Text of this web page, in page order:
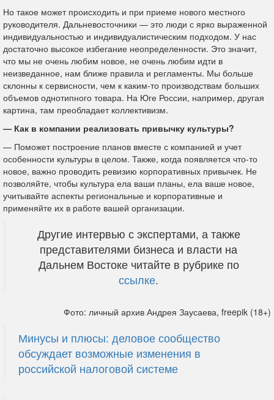
Но такое может происходить и при приеме нового местного
руководителя. Дальневосточники — это люди с ярко выраженной
индивидуальностью и индивидуалистическим подходом. У нас
достаточно высокое избегание неопределенности. Это значит,
что мы не очень любим новое, не очень любим идти в
неизведанное, нам ближе правила и регламенты. Мы больше
склонны к сервисности, чем к каким-то производствам больших
объемов однотипного товара. На Юге России, например, другая
картина, там преобладает коллективизм.
— Как в компании реализовать привычку культуры?
— Поможет построение планов вместе с компанией и учет
особенности культуры в целом. Также, когда появляется что-то
новое, важно проводить ревизию корпоративных привычек. Не
позволяйте, чтобы культура ела ваши планы, ела ваше новое,
учитывайте аспекты региональные и корпоративные и
применяйте их в работе вашей организации.
Другие интервью с экспертами, а также
представителями бизнеса и власти на
Дальнем Востоке читайте в рубрике по
ссылке.
Фото: личный архив Андрея Заусаева, freepik (18+)
Минусы и плюсы: деловое сообщество
обсуждает возможные изменения в
российской налоговой системе